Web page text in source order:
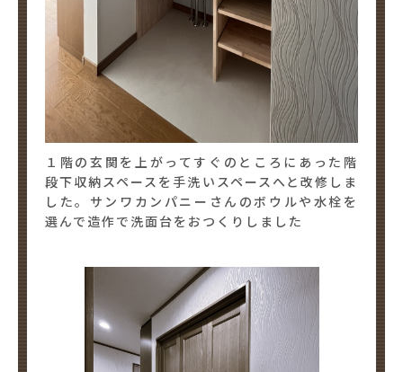
１階の玄関を上がってすぐのところにあった階
段下収納スペースを手洗いスペースへと改修しま
した。サンワカンパニーさんのボウルや水栓を
選んで造作で洗面台をおつくりしました